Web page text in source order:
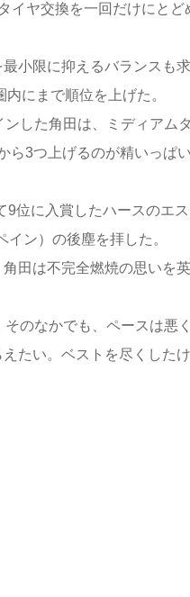
イヤ交換を一回だけにとど
小限に抑えるバランスも
にまで順位を上げた。
した角田は、ミディアムタ
ら3つ上げるのが精いっぱ
9位に入賞したハースのエ
ン）の後塵を拝した。
田は不完全燃焼の思いを
のなかでも、ペースは悪く
たい。ベストを尽くしたけ